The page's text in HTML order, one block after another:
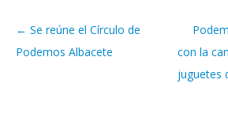
Navegación de
← Se reúne el Círculo de
Podemos Albacete
con la
juguetes